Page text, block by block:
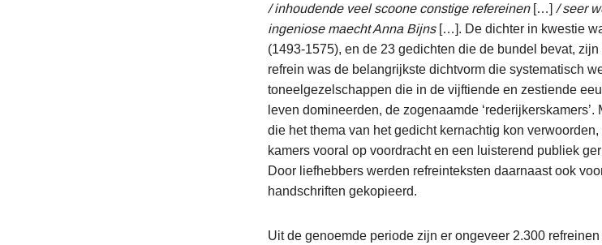
/ inhoudende veel scoone constige refereinen […] / seer
ingeniose maecht Anna Bijns[…]. De dichter in kwestie
(1493-1575), en de 23 gedichten die de bundel bevat, zijn
refrein was de belangrijkste dichtvorm die systematisch
toneelgezelschappen die in de vijftiende en zestiende
leven domineerden, de zogenaamde
die het thema van het gedicht kernachtig kon
kamers vooral op voordracht en een luisterend publiek
Door liefhebbers werden refreinteksten daarnaast ook
handschriften gekopieerd.
Uit de genoemde periode zijn er ongeveer 2.300